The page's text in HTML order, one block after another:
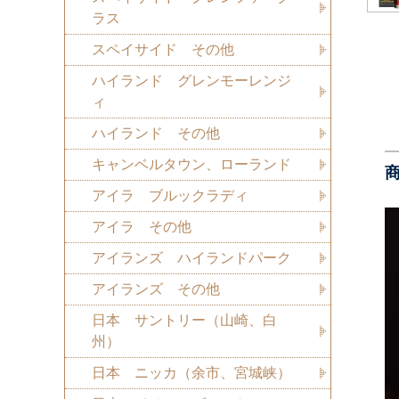
ラス
スペイサイド その他
ハイランド グレンモーレンジ
ィ
ハイランド その他
キャンベルタウン、ローランド
アイラ ブルックラディ
アイラ その他
アイランズ ハイランドパーク
アイランズ その他
日本 サントリー（山崎、白
州）
日本 ニッカ（余市、宮城峡）